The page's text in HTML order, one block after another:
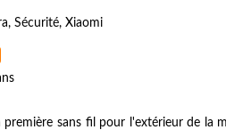
, Sécurité, Xiaomi
sans fil pour l'extérieur de la